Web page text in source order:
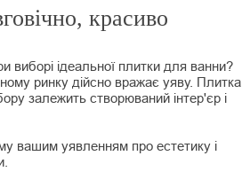
красиво
виборі ідеальної плитки для ванни?
ринку дійсно вражає уяву. Плитка
залежить створюваний інтер'єр і
вашим уявленням про естетику і